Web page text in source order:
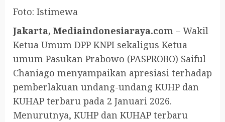
Foto: Istimewa
Jakarta, Mediaindonesiaraya.com – Wakil
Ketua Umum DPP KNPI sekaligus Ketua
umum Pasukan Prabowo (PASPROBO) Saiful
Chaniago menyampaikan apresiasi terhadap
pemberlakuan undang-undang KUHP dan
KUHAP terbaru pada 2 Januari 2026.
Menurutnya, KUHP dan KUHAP terbaru